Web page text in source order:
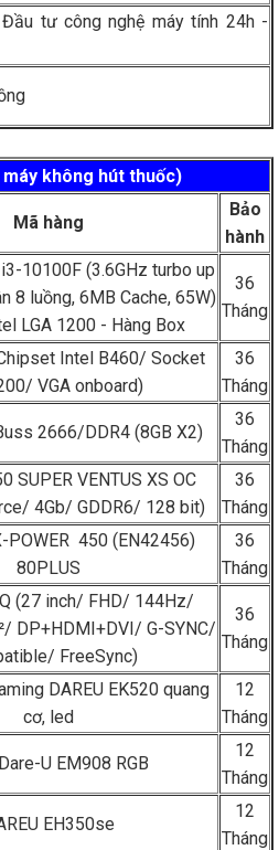
tư công nghệ máy tính 24h -
máy không hút thuốc)
Mã hàng
Bảo
hành
10100F (3.6GHz turbo up
8 luồng, 6MB Cache, 65W)
LGA 1200 - Hàng Box
36
Tháng
Intel B460/ Socket
VGA onboard)
36
Tháng
2666/DDR4 (8GB X2)
36
Tháng
SUPER VENTUS XS OC
4Gb/ GDDR6/ 128 bit)
36
Tháng
POWER 450 (EN42456)
80PLUS
36
Tháng
(27 inch/ FHD/ 144Hz/
DP+HDMI+DVI/ G-SYNC/
FreeSync)
36
Tháng
DAREU EK520 quang
cơ, led
12
Tháng
U EM908 RGB
12
Tháng
EH350se
12
Tháng